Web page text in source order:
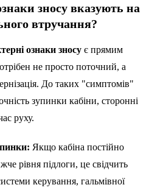
зносу вказують на
втручання?
ознаки зносу є прямим
не просто поточний, а
До таких "симптомів"
зупинки кабіни, сторонні
руху.
Якщо кабіна постійно
рівня підлоги, це свідчить
керування, гальмівної